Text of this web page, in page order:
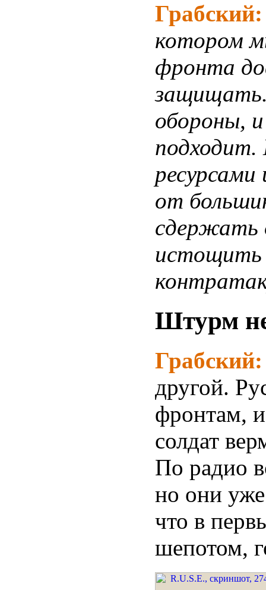
котором
фронта
обороны,
от
сдержать
истощить
Штурм
другой.
фронтам,
солдат
По радио
но они
что в
шепотом,